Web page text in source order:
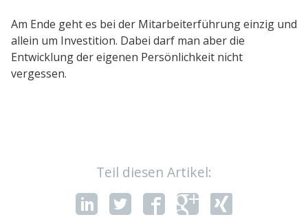
Am Ende geht es bei der Mitarbeiterführung einzig und
allein um Investition. Dabei darf man aber die
Entwicklung der eigenen Persönlichkeit nicht
vergessen.
Teil diesen Artikel: